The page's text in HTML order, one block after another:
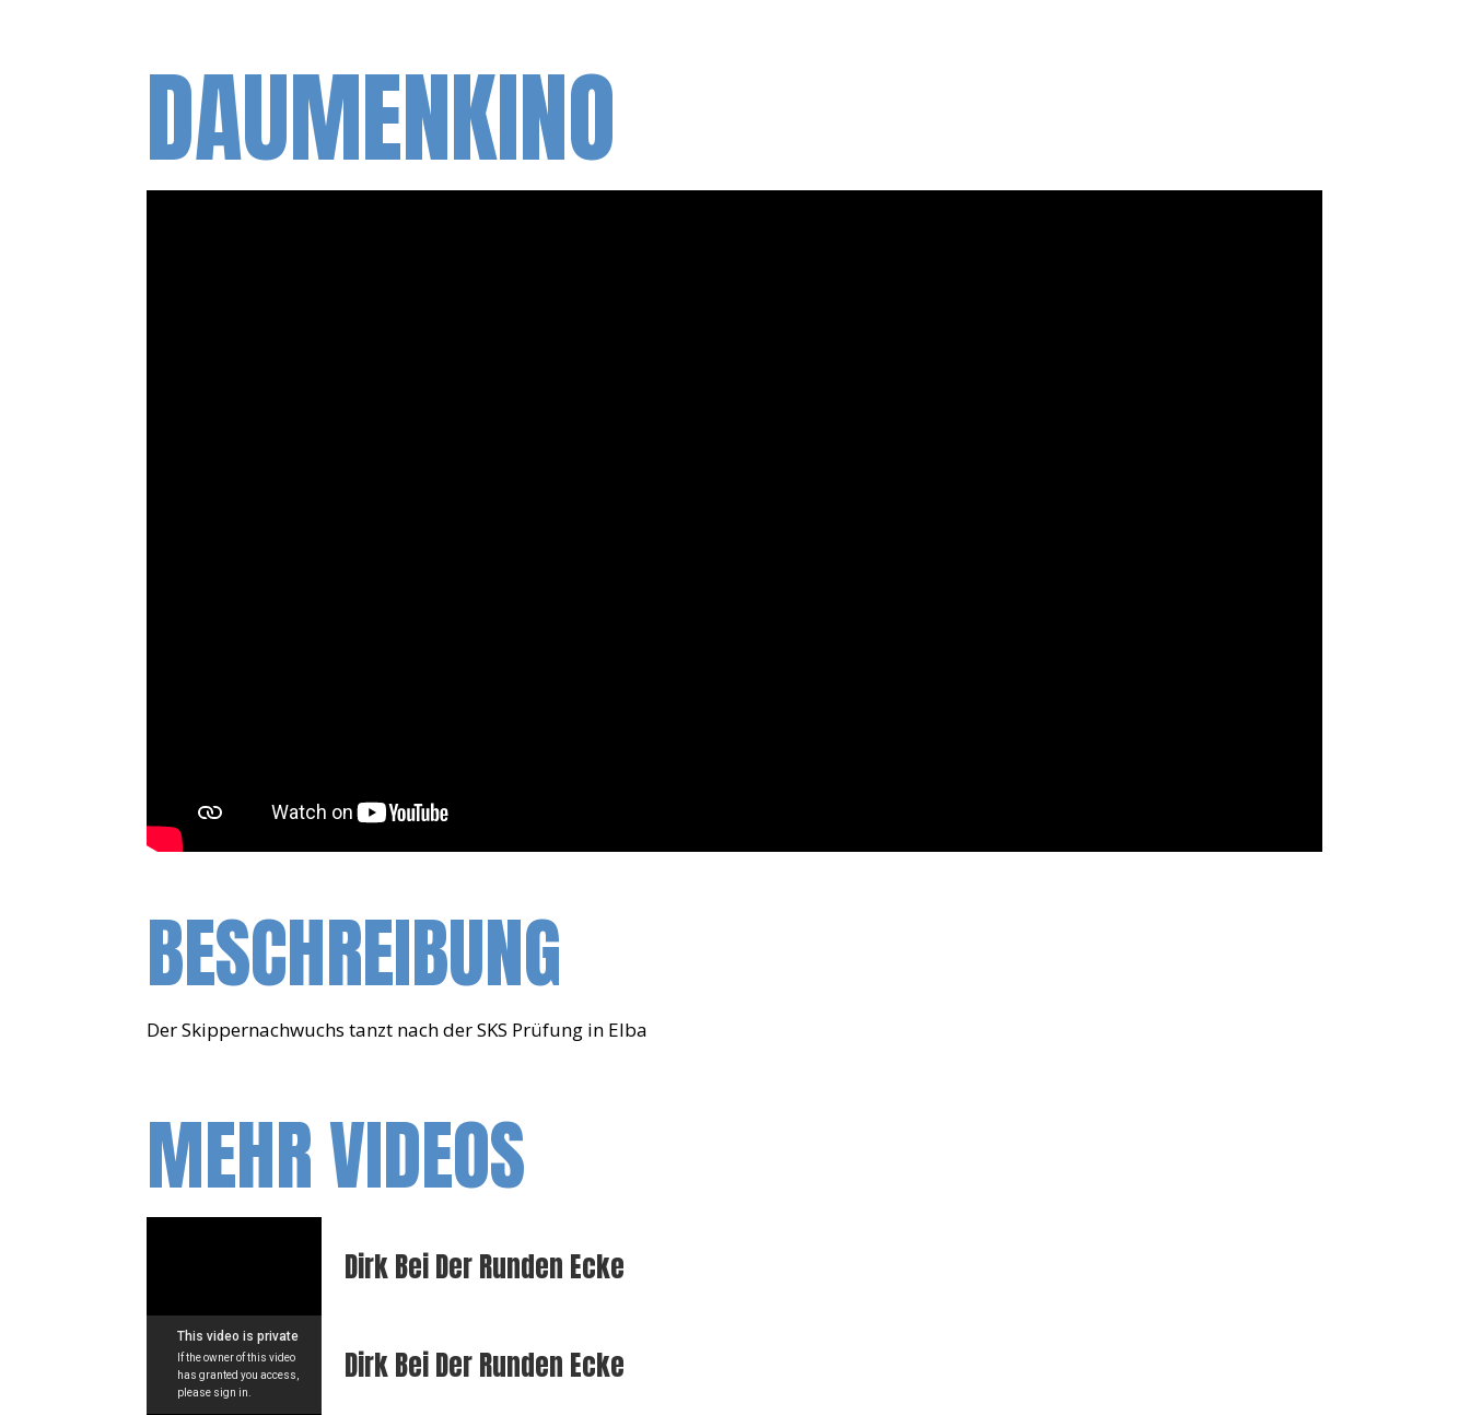
DAUMENKINO
BESCHREIBUNG
Der Skippernachwuchs tanzt nach der SKS Prüfung in Elba
MEHR VIDEOS
Dirk Bei Der Runden Ecke
Dirk Bei Der Runden Ecke